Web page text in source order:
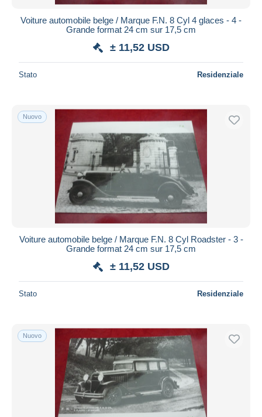
Voiture automobile belge / Marque F.N. 8 Cyl 4 glaces - 4 -
Grande format 24 cm sur 17,5 cm
± 11,52 USD
Stato Residenziale
Nuovo
Voiture automobile belge / Marque F.N. 8 Cyl Roadster - 3 -
Grande format 24 cm sur 17,5 cm
± 11,52 USD
Stato Residenziale
Nuovo